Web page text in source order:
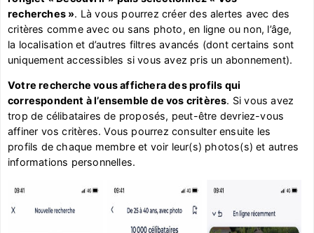
recherches ». Là vous pourrez créer des alertes avec des
critères comme avec ou sans photo, en ligne ou non, l’âge,
la localisation et d’autres filtres avancés (dont certains sont
uniquement accessibles si vous avez pris un abonnement).
Votre recherche vous affichera des profils qui
correspondent à l’ensemble de vos critères. Si vous avez
trop de célibataires de proposés, peut-être devriez-vous
affiner vos critères. Vous pourrez consulter ensuite les
profils de chaque membre et voir leur(s) photos(s) et autres
informations personnelles.